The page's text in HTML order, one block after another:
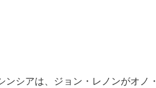
シアは、ジョン・レノンがオノ・